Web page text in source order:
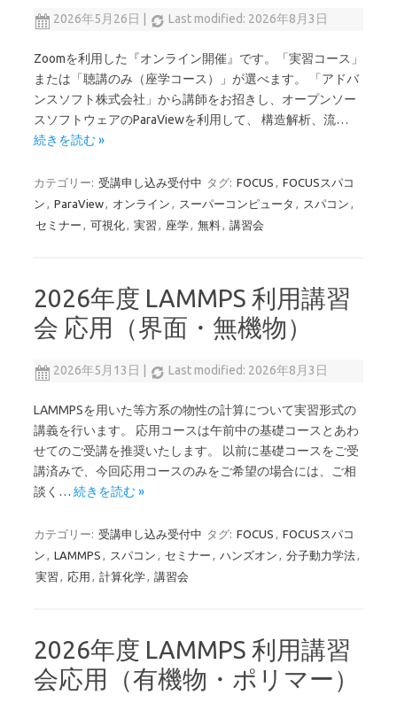
2026年5月26日 Last modified: 2026年8月3日
Zoomを利用した『オンライン開催』です。「実習コース」
または「聴講のみ（座学コース）」が選べます。 「アドバ
ンスソフト株式会社」から講師をお招きし、オープンソー
スソフトウェアのParaViewを利用して、 構造解析、流…
続きを読む »
カテゴリー: 受講申し込み受付中 タグ: FOCUS , FOCUSスパコ
ン , ParaView, オンライン , スーパーコンピュータ , スパコン ,
セミナー , 可視化, 実習 , 座学, 無料, 講習会
2026年度 LAMMPS 利用講習
会 応用（界面・無機物）
2026年5月13日 Last modified: 2026年8月3日
LAMMPSを用いた等方系の物性の計算について実習形式の
講義を行います。 応用コースは午前中の基礎コースとあわ
せてのご受講を推奨いたします。 以前に基礎コースをご受
講済みで、今回応用コースのみをご希望の場合には、ご相
談く… 続きを読む »
カテゴリー: 受講申し込み受付中 タグ: FOCUS , FOCUSスパコ
ン , LAMMPS , スパコン , セミナー , ハンズオン , 分子動力学法,
実習 , 応用 , 計算化学, 講習会
2026年度 LAMMPS 利用講習
会応用（有機物・ポリマー）